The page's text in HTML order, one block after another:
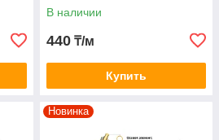
В наличии
440 ₸/м
Купить
Новинка